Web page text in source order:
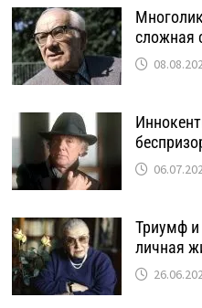
сложная
Триумф и
личная